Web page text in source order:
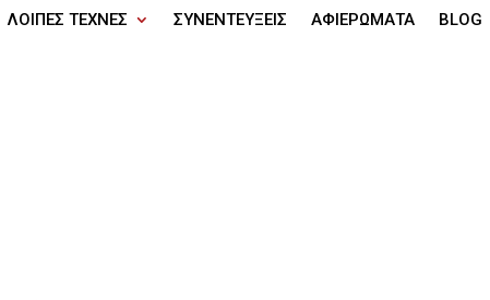
ΛΟΙΠΕΣ ΤΕΧΝΕΣ ΣΥΝΕΝΤΕΥΞΕΙΣ ΑΦΙΕΡΩΜΑΤΑ BLOG